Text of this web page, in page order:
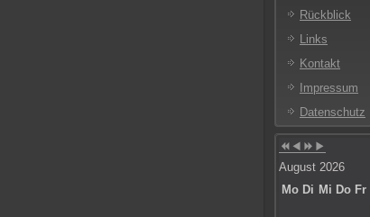
Rückblick
Links
Kontakt
Impressum
Datenschutz
August 2026
Mo Di Mi Do Fr